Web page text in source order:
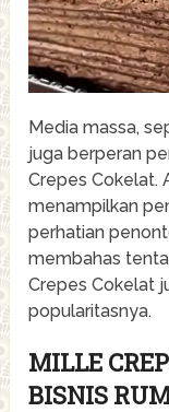
Media massa,
juga berperan
Crepes Cokelat.
menampilkan
perhatian
membahas
Crepes Cokelat
popularitasnya.
MILLE
BISNIS